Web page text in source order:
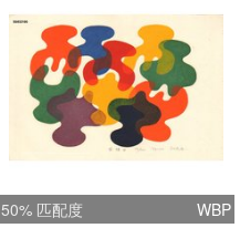
50% 匹配度 WBP